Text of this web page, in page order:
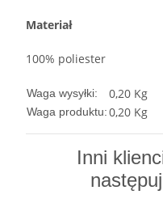
Materiał
100% poliester
Waga wysyłki: 0,20 Kg
Waga produktu:0,20 Kg
Inni